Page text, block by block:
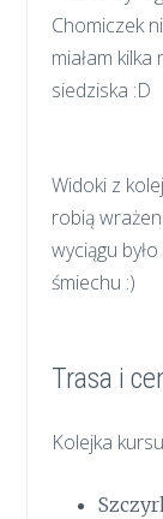
Chomiczek
miałam
siedziska :D
Widoki z
robią
wyciągu
śmiechu :)
Trasa i
Kolejka